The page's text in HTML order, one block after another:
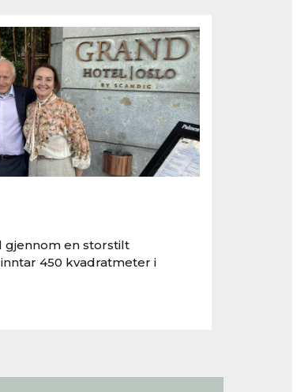
gjennom en storstilt
450 kvadratmeter i